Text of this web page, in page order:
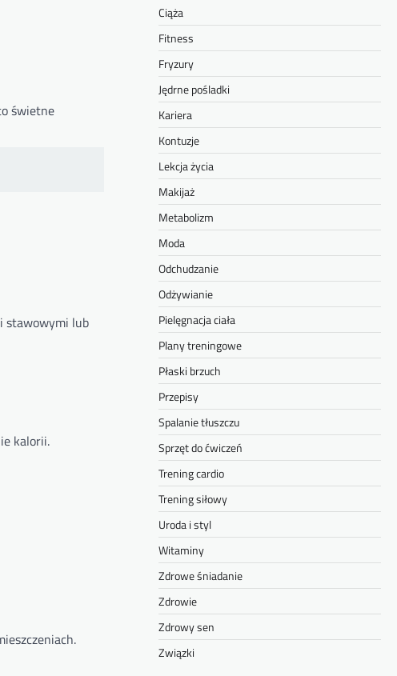
świetne
stawowymi lub
kalorii.
Ciąża
Fitness
Fryzury
Jędrne pośladki
Kariera
Kontuzje
Lekcja życia
Makijaż
Metabolizm
Moda
Odchudzanie
Odżywianie
Pielęgnacja ciała
Plany treningowe
Płaski brzuch
Przepisy
Spalanie tłuszczu
Sprzęt do ćwiczeń
Trening cardio
Trening siłowy
Uroda i styl
Witaminy
Zdrowe śniadanie
Zdrowie
Zdrowy sen
Związki